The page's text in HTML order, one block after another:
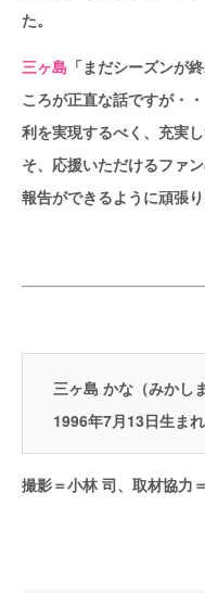
た。
三ヶ島 「まだシーズンが
ころが正直な話ですが・
利を実現するべく、充実
そ、応援いただけるファ
報告ができるように頑張り
三ヶ島 かな（みかし
1996年7月13日生ま
撮影＝小林 司、取材協力